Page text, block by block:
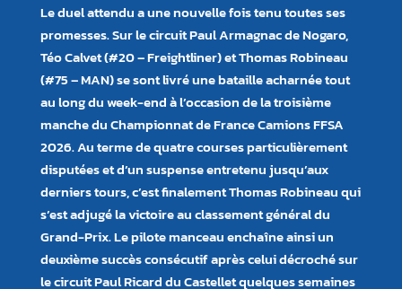
Le duel attendu a une nouvelle fois tenu toutes ses
promesses. Sur le circuit Paul Armagnac de Nogaro,
Téo Calvet (#20 – Freightliner) et Thomas Robineau
(#75 – MAN) se sont livré une bataille acharnée tout
au long du week-end à l’occasion de la troisième
manche du Championnat de France Camions FFSA
2026. Au terme de quatre courses particulièrement
disputées et d’un suspense entretenu jusqu’aux
derniers tours, c’est finalement Thomas Robineau qui
s’est adjugé la victoire au classement général du
Grand-Prix. Le pilote manceau enchaîne ainsi un
deuxième succès consécutif après celui décroché sur
le circuit Paul Ricard du Castellet quelques semaines